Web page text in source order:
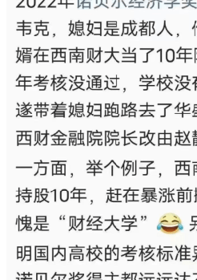
丑闻 娱乐 微拍 社会 迷你照 2023-
美女戴璐副局长与张
前言 相信能来到这里的，大家对